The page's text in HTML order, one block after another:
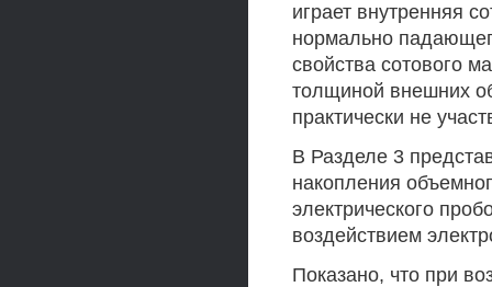
играет внутренняя
нормально
свойства сотового
толщиной внешних
практически не
В Разделе 3
накопления
электрического
воздействием
Показано, что при